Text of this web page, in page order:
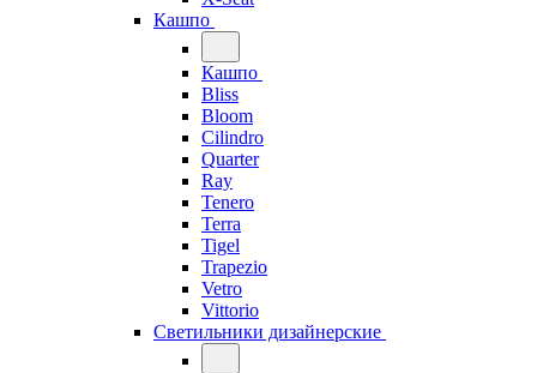
Кашпо
Кашпо
Bliss
Bloom
Cilindro
Quarter
Ray
Tenero
Terra
Tigel
Trapezio
Vetro
Vittorio
Светильники дизайнерские